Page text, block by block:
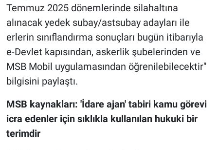
Temmuz 2025 dönemlerinde silahaltına
alınacak yedek subay/astsubay adayları ile
erlerin sınıflandırma sonuçları bugün itibarıyla
e-Devlet kapısından, askerlik şubelerinden ve
MSB Mobil uygulamasından öğrenilebilecektir"
bilgisini paylaştı.
MSB kaynakları: 'İdare ajan' tabiri kamu görevi
icra edenler için sıklıkla kullanılan hukuki bir
terimdir